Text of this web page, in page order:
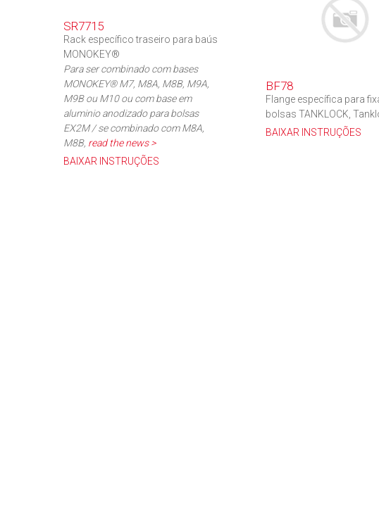
SR7715
Rack específico traseiro para baús
MONOKEY®
Para ser combinado com bases
MONOKEY® M7, M8A, M8B, M9A,
M9B ou M10 ou com base em
aluminio anodizado para bolsas
EX2M / se combinado com M8A,
M8B, read the news >
BAIXAR INSTRUÇÕES
BF78
Flange específica para
bolsas TANKLOCK,
BAIXAR INSTRUÇÕES